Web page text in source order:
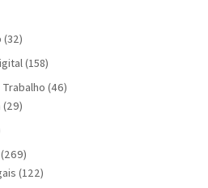
(32)
(158)
(46)
(29)
(269)
(122)